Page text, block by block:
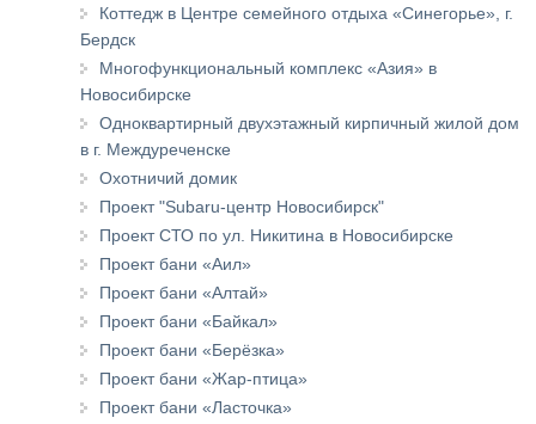
Коттедж в Центре семейного отдыха «Синегорье», г.
Бердск
Многофункциональный комплекс «Азия» в
Новосибирске
Одноквартирный двухэтажный кирпичный жилой дом
в г. Междуреченске
Охотничий домик
Проект "Subaru-центр Новосибирск"
Проект СТО по ул. Никитина в Новосибирске
Проект бани «Аил»
Проект бани «Алтай»
Проект бани «Байкал»
Проект бани «Берёзка»
Проект бани «Жар-птица»
Проект бани «Ласточка»